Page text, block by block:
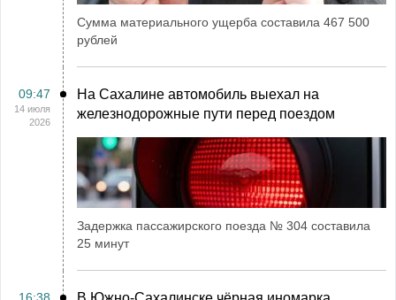
Сумма материального ущерба составила 467 500
рублей
09:47
14 июля
2026
На Сахалине автомобиль выехал на
железнодорожные пути перед поездом
Задержка пассажирского поезда № 304 составила
25 минут